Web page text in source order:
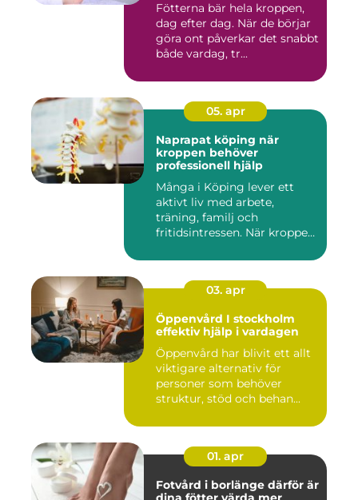
Fötterna bär hela kroppen,
dag efter dag. När de börjar
göra ont påverkar det snabbt
både vardag, tr...
05. apr
Naprapat köping när
kroppen behöver
professionell hjälp
Många i Köping lever ett
aktivt liv med arbete,
träning, familj och
fritidsintressen. När kroppen
03. apr
Öppenvård I stockholm
effektiv hjälp i vardagen
Öppenvård har blivit ett allt
viktigare alternativ för
personer som behöver
struktur, stöd och behan...
01. apr
Fotvård i borlänge därför är